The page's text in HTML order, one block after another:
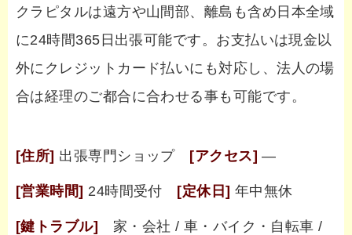
クラピタルは遠方や山間部、離島も含め日本全域
に24時間365日出張可能です。お支払いは現金以
外にクレジットカード払いにも対応し、法人の場
合は経理のご都合に合わせる事も可能です。
[住所] 出張専門ショップ [アクセス] ―
[営業時間] 24時間受付 [定休日] 年中無休
[鍵トラブル] 家・会社 / 車・バイク・自転車 /